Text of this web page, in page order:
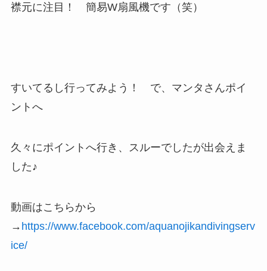
襟元に注目！ 簡易W扇風機です（笑）
すいてるし行ってみよう！ で、マンタさんポイ
ントへ
久々にポイントへ行き、スルーでしたが出会えま
した♪
動画はこちらから
→ https://www.facebook.com/aquanojikandivingserv
ice/